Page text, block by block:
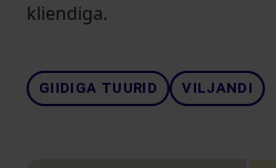
kliendiga.
GIIDIGA TUURID VILJANDI